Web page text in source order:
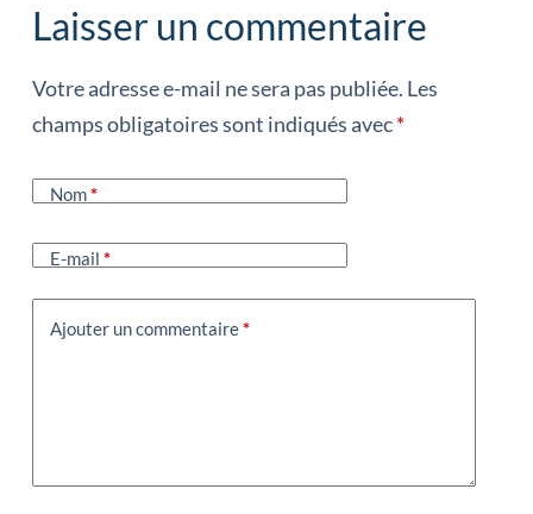
Laisser un commentaire
Votre adresse e-mail ne sera pas publiée. Les
champs obligatoires sont indiqués avec*
Nom*
E-mail *
Ajouter un commentaire*